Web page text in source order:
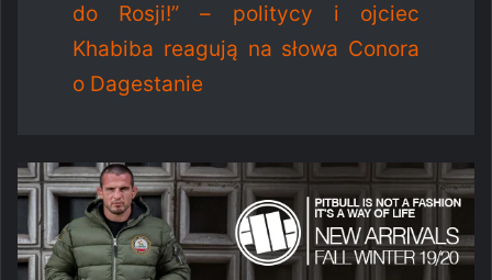
do Rosji!” – politycy i ojciec
Khabiba reagują na słowa Conora
o Dagestanie